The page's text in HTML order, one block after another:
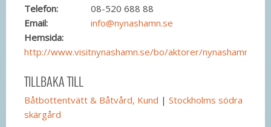
Telefon:
08-520 688 88
Email:
info@nynashamn.se
Hemsida:
http://www.visitnynashamn.se/bo/aktorer/
TILLBAKA TILL
Båtbottentvätt & Båtvård, Kund | Stockholms södra
skärgård